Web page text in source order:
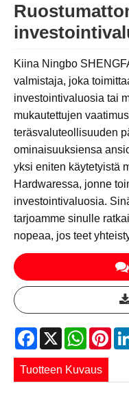
Kiina Ningbo
valmistaja, joka
investointivaluosia tai
mukautettujen
teräsvaluteollisuuden
ominaisuuksiensa
yksi eniten käytetyistä
Hardwaressa, jonne
investointivaluosia.
tarjoamme sinulle
nopeaa, jos teet
Facebook
X
Tuotteen Kuvaus